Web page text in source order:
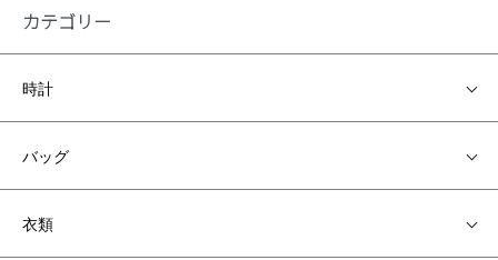
カテゴリー
時計
バッグ
衣類